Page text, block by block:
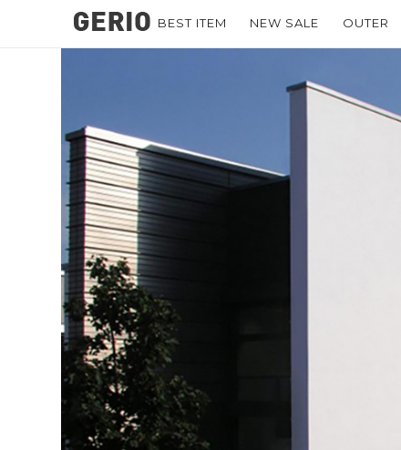
BEST ITEM NEW SALE OUTER